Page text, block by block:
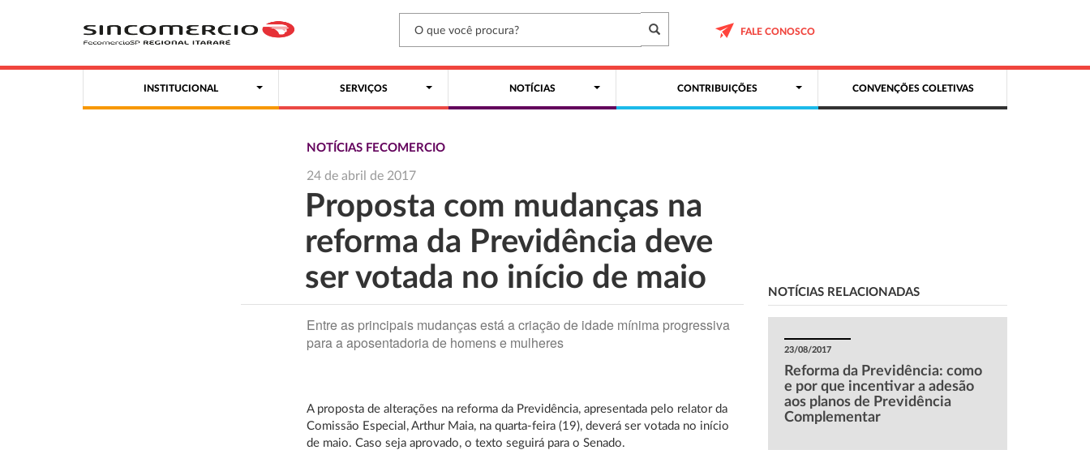
FALE CONOSCO
INSTITUCIONAL SERVIÇOS NOTÍCIAS CONTRIBUIÇÕES CONVENÇÕES COLETIVAS
NOTÍCIAS FECOMERCIO
24 de abril de 2017
Proposta com mudanças na
reforma da Previdência deve
ser votada no início de maio
Entre as principais mudanças está a criação de idade mínima progressiva
para a aposentadoria de homens e mulheres
A proposta de alterações na reforma da Previdência, apresentada pelo relator da
Comissão Especial, Arthur Maia, na quarta-feira (19), deverá ser votada no início
de maio. Caso seja aprovado, o texto seguirá para o Senado.
NOTÍCIAS RELACIONADAS
23/08/2017
Reforma da Previdência: como
e por que incentivar a adesão
aos planos de Previdência
Complementar